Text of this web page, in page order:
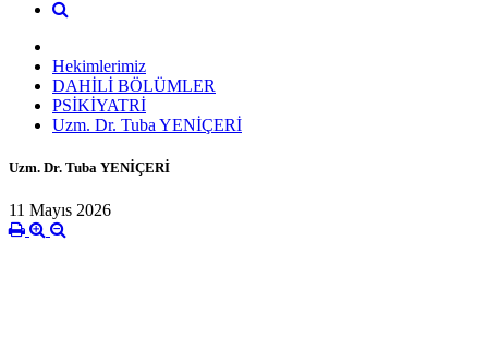
Hekimlerimiz
DAHİLİ BÖLÜMLER
PSİKİYATRİ
Uzm. Dr. Tuba YENİÇERİ
Uzm. Dr. Tuba YENİÇERİ
11 Mayıs 2026